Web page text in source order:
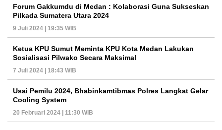
Forum Gakkumdu di Medan : Kolaborasi Guna Sukseskan
Pilkada Sumatera Utara 2024
9 Juli 2024 | 19:35 WIB
Ketua KPU Sumut Meminta KPU Kota Medan Lakukan
Sosialisasi Pilwako Secara Maksimal
7 Juli 2024 | 18:43 WIB
Usai Pemilu 2024, Bhabinkamtibmas Polres Langkat Gelar
Cooling System
20 Februari 2024 | 11:30 WIB